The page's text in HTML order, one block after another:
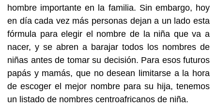
hombre importante en la familia. Sin embargo, hoy
en día cada vez más personas dejan a un lado esta
fórmula para elegir el nombre de la niña que va a
nacer, y se abren a barajar todos los nombres de
niñas antes de tomar su decisión. Para esos futuros
papás y mamás, que no desean limitarse a la hora
de escoger el mejor nombre para su hija, tenemos
un listado de nombres centroafricanos de niña.